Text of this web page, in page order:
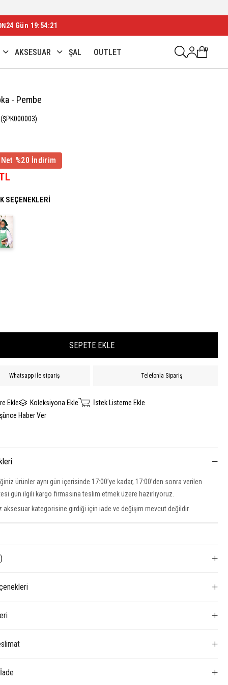
24 Gün 19:54:19
AKSESUAR ŞAL OUTLET 0
- Pembe
(ŞPK000003)
%20 İndirim
SEÇENEKLERI
Whatsapp ile sipariş Telefonla Sipariş
Ekle Koleksiyona Ekle
İstek Listeme Ekle
Haber Ver
ürünler aynı gün içerisinde 17:00’ye kadar, 17:00’den sonra verilen
gün ilgili kargo firmasına teslim etmek üzere hazırlıyoruz.
aksesuar kategorisine girdiği için iade ve değişim mevcut değildir.